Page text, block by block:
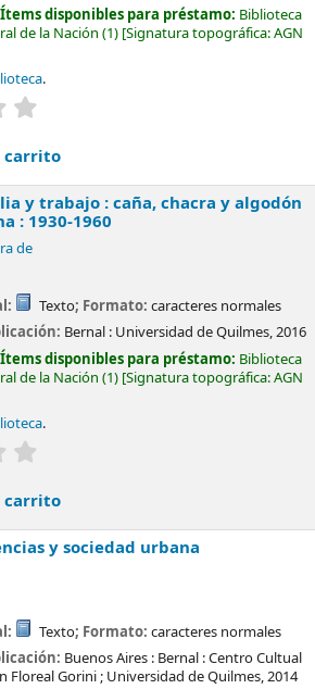
Ítems disponibles para préstamo: Biblioteca
de la Nación (1) Signatura topográfica:AGN
.
carrito
y trabajo : caña, chacra y algodón
: 1930-1960
de
Texto; Formato: caracteres normales
Bernal : Universidad de Quilmes,2016
Ítems disponibles para préstamo: Biblioteca
de la Nación (1) Signatura topográfica:AGN
.
carrito
y sociedad urbana
Texto; Formato: caracteres normales
Buenos Aires : Bernal :Centro Cultual
Floreal Gorini ; Universidad de Quilmes,2014